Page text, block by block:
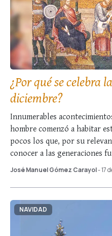
¿Por qué se celebra
diciembre?
Innumerables
hombre comenzó a habitar
pocos los que, por su
conocer a las generaciones
personas hayan emprendido
José Manuel Gómez Carayol- 17
NAVIDAD